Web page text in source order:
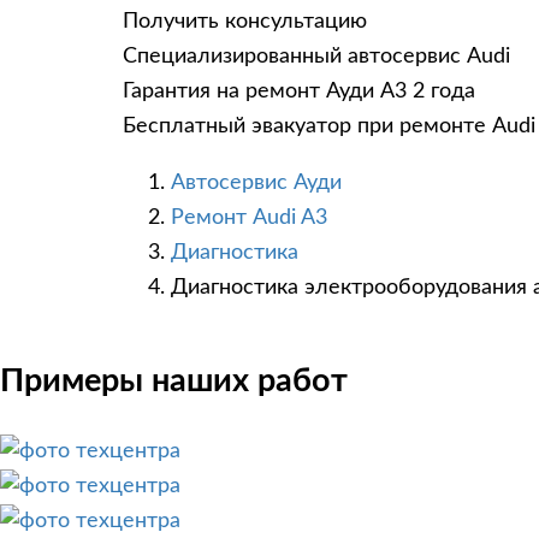
Получить консультацию
Специализированный автосервис Audi
Гарантия на ремонт Ауди А3 2 года
Бесплатный эвакуатор при ремонте Audi
Автосервис Ауди
Ремонт Audi A3
Диагностика
Диагностика электрооборудования
Примеры наших работ